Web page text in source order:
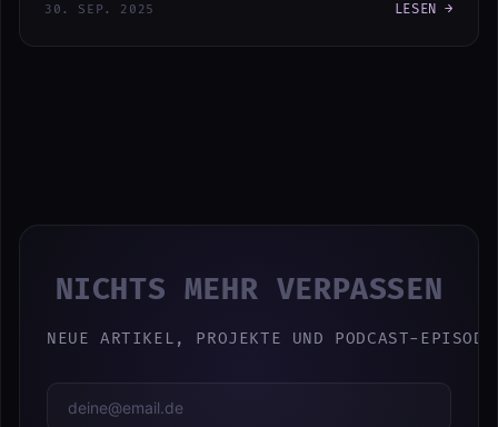
30. SEP. 2025 LESEN →
NICHTS MEHR VERPASSEN
NEUE ARTIKEL, PROJEKTE UND PODCAST-